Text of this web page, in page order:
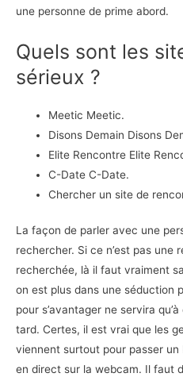
une personne de prime abord.
Quels sont les
sérieux ?
Meetic Meetic.
Disons Demain Disons
Elite Rencontre Elite
C-Date C-Date.
Chercher un site de
La façon de parler avec une
rechercher. Si ce n’est pas une
recherchée, là il faut vraiment
on est plus dans une séduction
pour s’avantager ne servira
tard. Certes, il est vrai que les
viennent surtout pour passer
en direct sur la webcam. Il faut